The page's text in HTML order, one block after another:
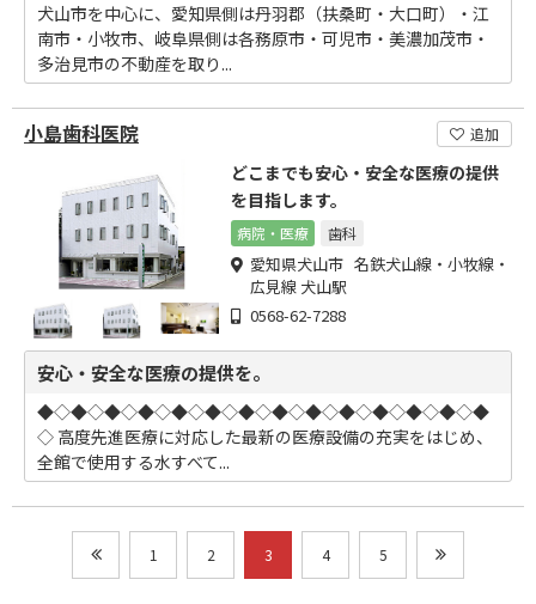
犬山市を中心に、愛知県側は丹羽郡（扶桑町・大口町）・江
南市・小牧市、岐阜県側は各務原市・可児市・美濃加茂市・
多治見市の不動産を取り...
小島歯科医院 追加
どこまでも安心・安全な医療の提供
を目指します。
病院・医療 歯科
愛知県犬山市 名鉄犬山線・小牧線・
広見線 犬山駅
0568-62-7288
安心・安全な医療の提供を。
◆◇◆◇◆◇◆◇◆◇◆◇◆◇◆◇◆◇◆◇◆◇◆◇◆◇◆
◇ 高度先進医療に対応した最新の医療設備の充実をはじめ、
全館で使用する水すべて...
1 2 3 4 5